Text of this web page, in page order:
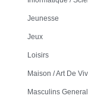
Jeunesse
Jeux
Loisirs
Maison / Art De
Masculins